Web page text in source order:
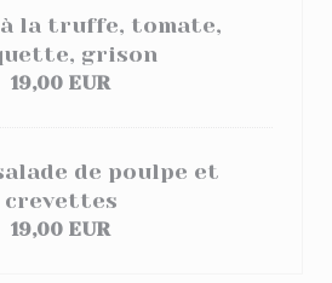
la truffe, tomate,
grison
19,00 EUR
de poulpe et
crevettes
19,00 EUR